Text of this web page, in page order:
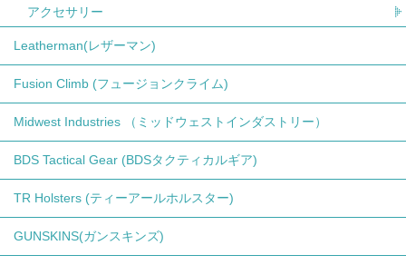
アクセサリー
Leatherman(レザーマン)
Fusion Climb (フュージョンクライム)
Midwest Industries （ミッドウェストインダストリー）
BDS Tactical Gear (BDSタクティカルギア)
TR Holsters (ティーアールホルスター)
GUNSKINS(ガンスキンズ)